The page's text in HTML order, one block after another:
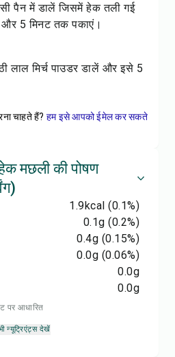
पैन में डालें जिसमें हेक तली गई
5 मिनट तक पकाएं।
लाल मिर्च पाउडर डालें और इसे 5
चाहते हैं? हम इसे आपको ईमेल कर सकते
मछली की पोषण
1.9kcal (0.1%)
0.1g (0.2%)
0.4g (0.15%)
0.0g (0.06%)
0.0g
0.0g
पर आधारित
न्यूट्रिएंट्स देखें